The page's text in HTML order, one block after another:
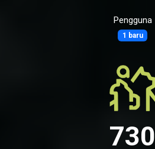
Pengguna
1 baru
730